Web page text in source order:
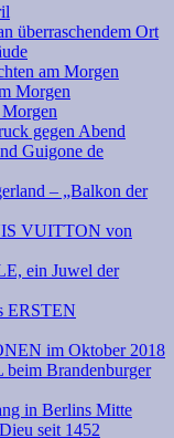
überraschendem Ort
am Morgen
Morgen
gegen Abend
Guigone de
– „Balkon der
VUITTON von
ein Juwel der
ERSTEN
im Oktober 2018
Brandenburger
in Berlins Mitte
seit 1452